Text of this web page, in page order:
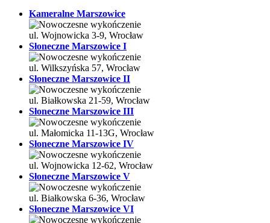
Kameralne Marszowice
ul. Wojnowicka 3-9, Wrocław
Słoneczne Marszowice I
ul. Wilkszyńska 57, Wrocław
Słoneczne Marszowice II
ul. Białkowska 21-59, Wrocław
Słoneczne Marszowice III
ul. Małomicka 11-13G, Wrocław
Słoneczne Marszowice IV
ul. Wojnowicka 12-62, Wrocław
Słoneczne Marszowice V
ul. Białkowska 6-36, Wrocław
Słoneczne Marszowice VI